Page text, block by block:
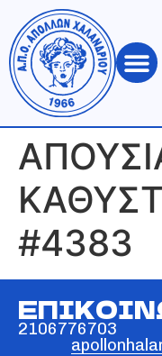
#4383
2106776703